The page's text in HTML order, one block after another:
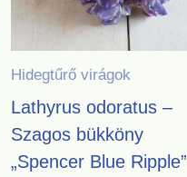
Hidegtűrő virágok
Lathyrus odoratus –
Szagos bükköny
„Spencer Blue Ripple”